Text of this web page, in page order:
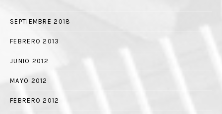
SEPTIEMBRE 2018
FEBRERO 2013
JUNIO 2012
MAYO 2012
FEBRERO 2012